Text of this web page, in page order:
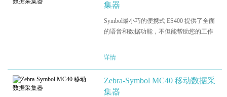
集器
Symbol最小巧的便携式 ES400 提供了全面
的语音和数据功能，不但能帮助您的工作
动。每天工作结束时，不用再处理繁琐的
详情
Zebra-Symbol MC40 移动数据采
集器